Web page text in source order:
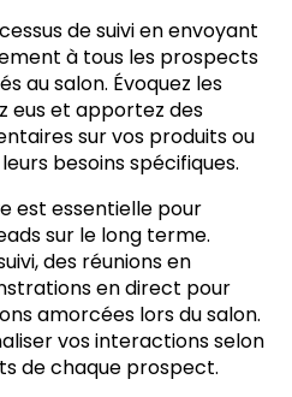
de suivi en envoyant
à tous les prospects
au salon. Évoquez les
eus et apportez des
sur vos produits ou
besoins spécifiques.
est essentielle pour
sur le long terme.
des réunions en
en direct pour
amorcées lors du salon.
vos interactions selon
de chaque prospect.